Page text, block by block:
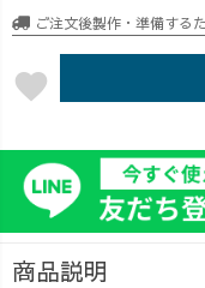
ご注文後製作・準備する
favorite
商品説明